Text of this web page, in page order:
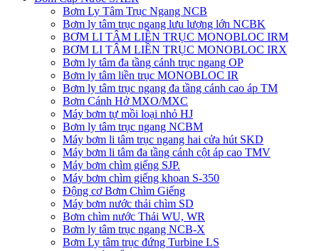
Bơm Ly Tâm Trục Ngang NCB
Bơm ly tâm trục ngang lưu lượng lớn NCBK
BƠM LI TÂM LIỀN TRỤC MONOBLOC IRM
BƠM LI TÂM LIỀN TRỤC MONOBLOC IRX
Bơm ly tâm đa tầng cánh trục ngang OP
Bơm ly tâm liền trục MONOBLOC IR
Bơm ly tâm trục ngang đa tầng cánh cao áp TM
Bơm Cánh Hở MXO/MXC
Máy bơm tự mồi loại nhỏ HJ
Bơm ly tâm trục ngang NCBM
Máy bơm li tâm trục ngang hai cửa hút SKD
​Máy bơm li tâm đa tầng cánh cột áp cao TMV
Máy bơm chìm giếng SJP.
Máy bơm chìm giếng khoan S-350
Động cơ Bơm Chìm Giếng
​Máy bơm nước thải chìm SD
Bơm chìm nước Thải WU, WR
Bơm ly tâm trục ngang NCB-X
Bơm Ly tâm trục đứng Turbine LS